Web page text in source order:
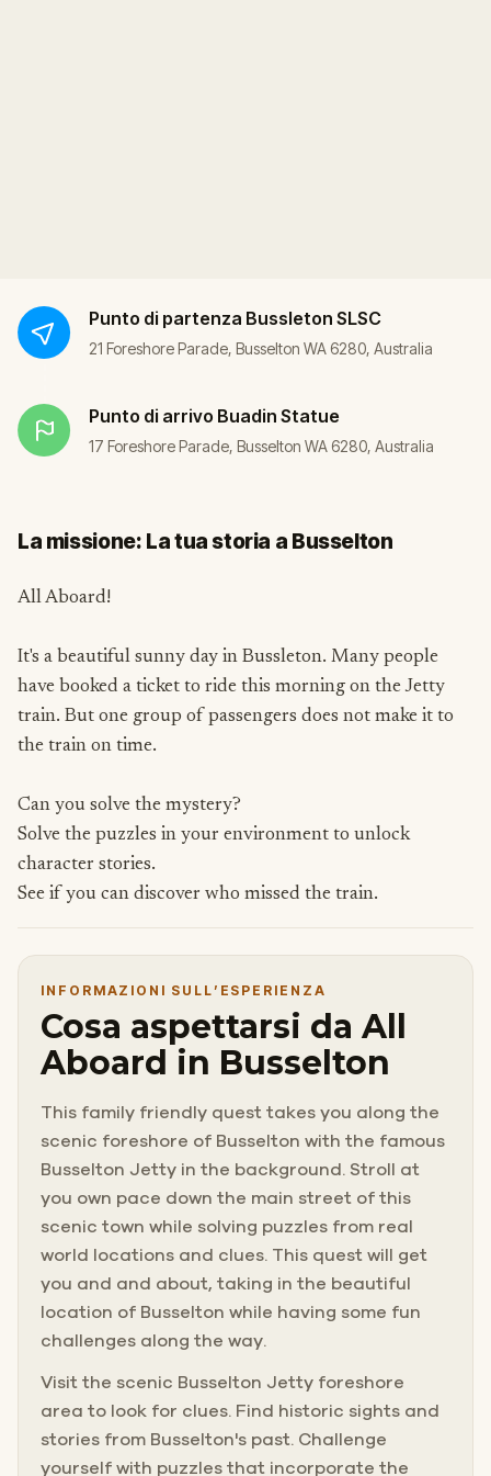
Punto di partenza Bussleton SLSC
21 Foreshore Parade, Busselton WA 6280, Australia
Punto di arrivo Buadin Statue
17 Foreshore Parade, Busselton WA 6280, Australia
La missione: La tua storia a Busselton
All Aboard!
It's a beautiful sunny day in Bussleton. Many people
have booked a ticket to ride this morning on the Jetty
train. But one group of passengers does not make it to
the train on time.
Can you solve the mystery?
Solve the puzzles in your environment to unlock
character stories.
See if you can discover who missed the train.
INFORMAZIONI SULL’ESPERIENZA
Cosa aspettarsi da All
Aboard in Busselton
This family friendly quest takes you along the
scenic foreshore of Busselton with the famous
Busselton Jetty in the background. Stroll at
you own pace down the main street of this
scenic town while solving puzzles from real
world locations and clues. This quest will get
you and and about, taking in the beautiful
location of Busselton while having some fun
challenges along the way.
Visit the scenic Busselton Jetty foreshore
area to look for clues. Find historic sights and
stories from Busselton's past. Challenge
yourself with puzzles that incorporate the